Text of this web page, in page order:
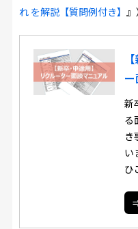
れ を解説【質問例付き】 』）
新
る
き
い
ひ